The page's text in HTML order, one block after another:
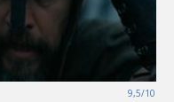
9,5/10